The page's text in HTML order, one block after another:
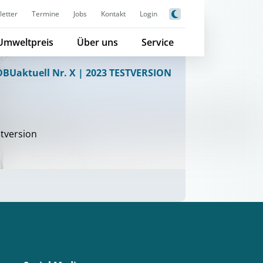
Termine Jobs Kontakt Login
Über uns Service
Nr. X | 2023 TESTVERSION